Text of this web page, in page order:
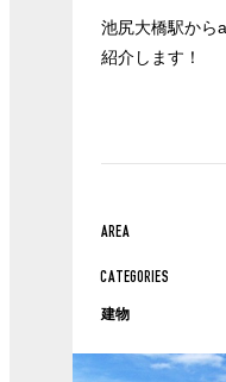
池尻大橋駅から
紹介します！
AREA
CATEGORIES
建物